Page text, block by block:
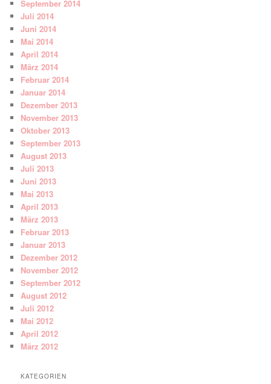
September 2014
Juli 2014
Juni 2014
Mai 2014
April 2014
März 2014
Februar 2014
Januar 2014
Dezember 2013
November 2013
Oktober 2013
September 2013
August 2013
Juli 2013
Juni 2013
Mai 2013
April 2013
März 2013
Februar 2013
Januar 2013
Dezember 2012
November 2012
September 2012
August 2012
Juli 2012
Mai 2012
April 2012
März 2012
KATEGORIEN